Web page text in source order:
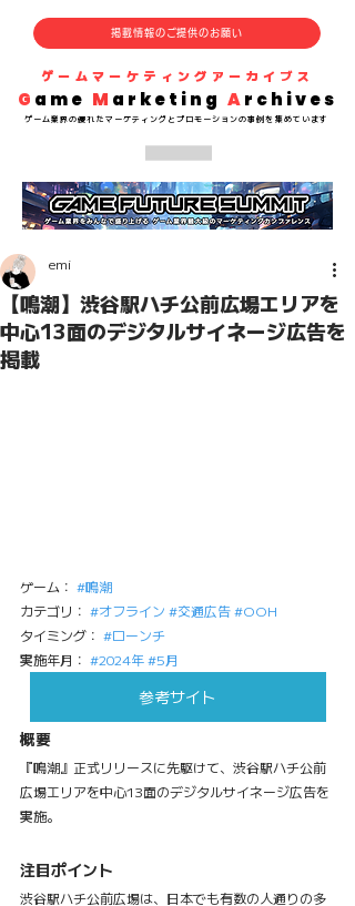
G ame M arketing Archives
​ゲーム業界の優れた マーケティングとプロモーションの事例を集めています
掲載情報のご提供のお願い
​ゲームマーケティングアーカイブス
【鳴潮】渋谷駅ハチ公前広場エリアを
中心13面のデジタルサイネージ広告を
掲載
emi
ゲーム： #鳴潮
カテゴリ： #オフライン #交通広告#OOH
タイミング： #ローンチ
実施年月： #2024年#5月
参考サイト
概要
『鳴潮』正式リリースに先駆けて、渋谷駅ハチ公前
広場エリアを中心13面のデジタルサイネージ広告を
実施。
注目ポイント
渋谷駅ハチ公前広場は、日本でも有数の人通りの多